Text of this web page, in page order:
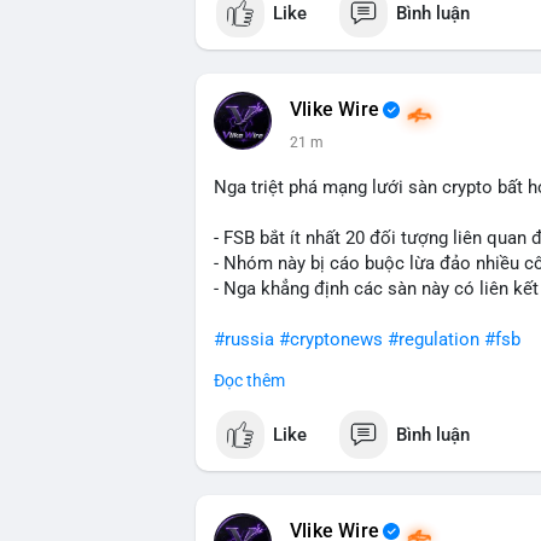
Lời khuyên ngắn gọn cho nhà đầu tư nhỏ
phải là các từ khóa cụ thể xuất hiện
giá USD). TUYỆT ĐỐI KHÔNG lặp lại
#whalealert ,#smartmoney
chuyển ví lạnh:#45btc #vilanh
Like Bình luận
Vlike Wire
21 m
Nga triệt phá mạng lưới sàn crypto bất
- FSB bắt ít nhất 20 đối tượng liên quan
- Nhóm này bị cáo buộc lừa đảo nhiều
- Nga khẳng định các sàn này có liên
#russia #cryptonews #regulation #fsb
$btc $eth
#vlikevn #titanbot
Đọc thêm
Like Bình luận
Vlike Wire